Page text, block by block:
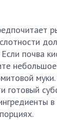
почва
готовый